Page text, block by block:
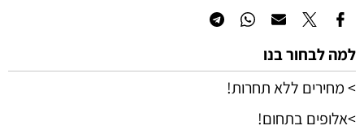
למה לבחור בנו
> מחירים ללא תחרות!
>אלופים בתחום!